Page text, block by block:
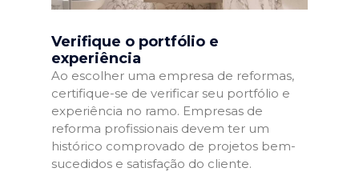
Verifique o portfólio e
experiência
Ao escolher uma empresa de reformas,
certifique-se de verificar seu portfólio e
experiência no ramo. Empresas de
reforma profissionais devem ter um
histórico comprovado de projetos bem-
sucedidos e satisfação do cliente.